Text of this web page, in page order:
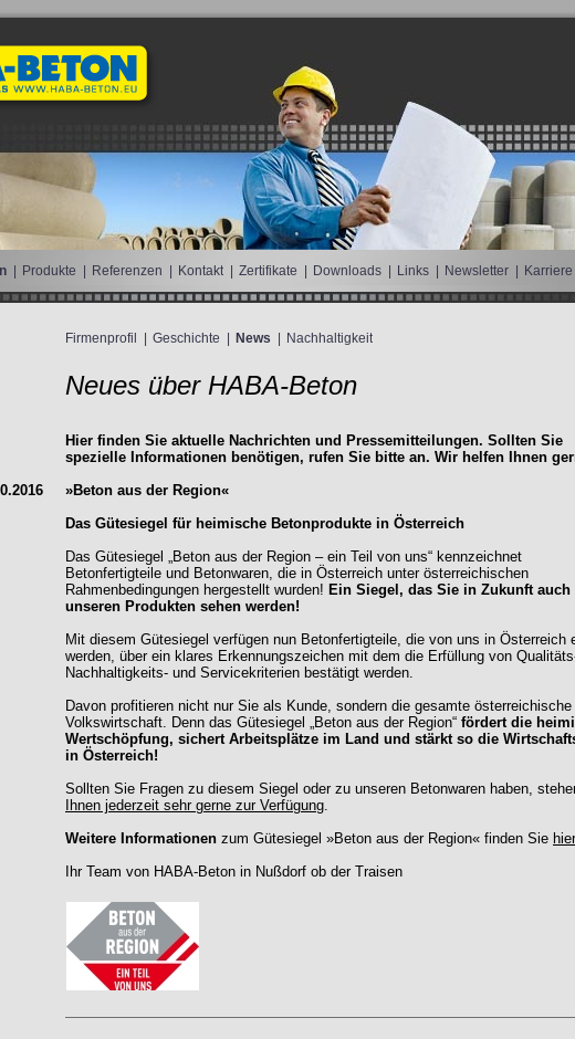
Produkte Referenzen Kontakt Zertifikate Downloads Links Newsletter Karriere
Firmenprofil Geschichte News Nachhaltigkeit
Neues über HABA-Beton
Hier finden Sie aktuelle Nachrichten und Pressemitteilungen. Sollten Sie
spezielle Informationen benötigen, rufen Sie bitte an. Wir helfen Ihnen
»Beton aus der Region«
Das Gütesiegel für heimische Betonprodukte in Österreich
Das Gütesiegel „Beton aus der Region – ein Teil von uns“ kennzeichnet
Betonfertigteile und Betonwaren, die in Österreich unter österreichischen
Rahmenbedingungen hergestellt wurden! Ein Siegel, das Sie in Zukunft auch
unseren Produkten sehen werden!
Mit diesem Gütesiegel verfügen nun Betonfertigteile, die von uns in Österreich
werden, über ein klares Erkennungszeichen mit dem die Erfüllung von
Nachhaltigkeits- und Servicekriterien bestätigt werden.
Davon profitieren nicht nur Sie als Kunde, sondern die gesamte österreichische
Volkswirtschaft. Denn das Gütesiegel „Beton aus der Region“ fördert die
Wertschöpfung, sichert Arbeitsplätze im Land und stärkt so die
in Österreich!
Sollten Sie Fragen zu diesem Siegel oder zu unseren Betonwaren haben,
Ihnen jederzeit sehr gerne zur Verfügung.
Weitere Informationen zum Gütesiegel »Beton aus der Region« finden Sie hier
Ihr Team von HABA-Beton in Nußdorf ob der Traisen